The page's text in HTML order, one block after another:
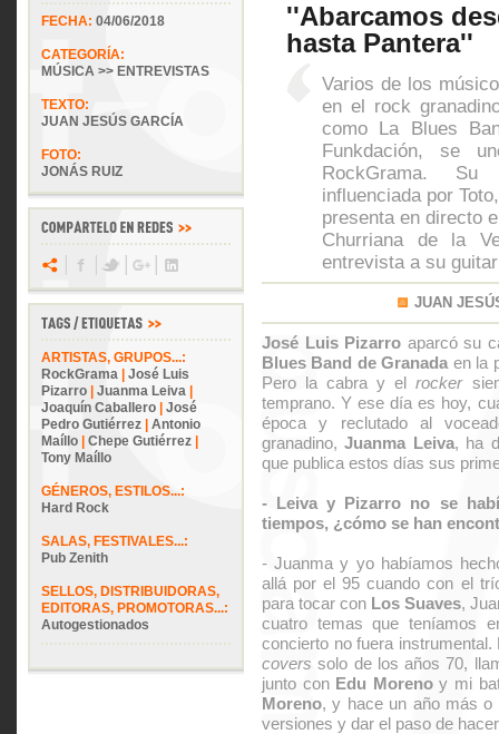
FECHA: 04/06/2018
CATEGORÍA:
MÚSICA >> ENTREVISTAS
TEXTO:
JUAN JESÚS GARCÍA
FOTO:
JONÁS RUIZ
ARTISTAS, GRUPOS...:
RockGrama
José Luis
Pizarro
Juanma Leiva
Joaquín Caballero
José
Pedro Gutiérrez
Antonio
Maíllo
Chepe Gutiérrez
Tony Maíllo
GÉNEROS, ESTILOS...:
Hard Rock
SALAS, FESTIVALES...:
Pub Zenith
SELLOS, DISTRIBUIDORAS,
EDITORAS, PROMOTORAS...:
Autogestionados
''Abarcamos
hasta Pantera''
Varios de los
en el rock
como La Blues
Funkdación, se
RockGrama.
influenciada por
presenta en directo
Churriana de la
entrevista a su
JUAN
José Luis Pizarro aparcó su
Blues Band de Granada en la
Pero la cabra y elrocker
temprano. Y ese día es hoy,
época y reclutado al
granadino,Juanma Leiva, ha
que publica estos días sus
- Leiva y Pizarro no se
tiempos, ¿cómo se han
- Juanma y yo habíamos
allá por el 95 cuando con el
para tocar con Los Suaves,
cuatro temas que teníamos
concierto no fuera
covers solo de los años 70,
junto con Edu Morenoy mi
Moreno, y hace un año más o
versiones y dar el paso de